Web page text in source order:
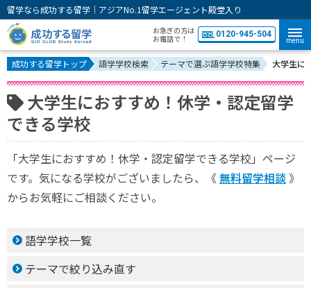
留学なら成功する留学｜アジアNo.1留学エージェント殿堂入り
お急ぎの方は
お電話で！
0120-945-504
menu
成功する留学トップ 語学学校検索 テーマで選ぶ語学学校特集 大学生に
大学生におすすめ！休学・認定留学
できる学校
「大学生におすすめ！休学・認定留学できる学校」ページ
です。気になる学校がございましたら、《 無料留学相談 》
からお気軽にご相談ください。
語学学校一覧
テーマで絞り込み直す